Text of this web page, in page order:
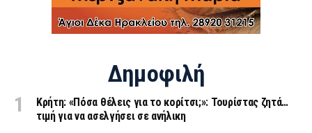
Δημοφιλή
Κρήτη: «Πόσα θέλεις για το κορίτσι;»: Τουρίστας ζητά…
τιμή για να ασελγήσει σε ανήλικη